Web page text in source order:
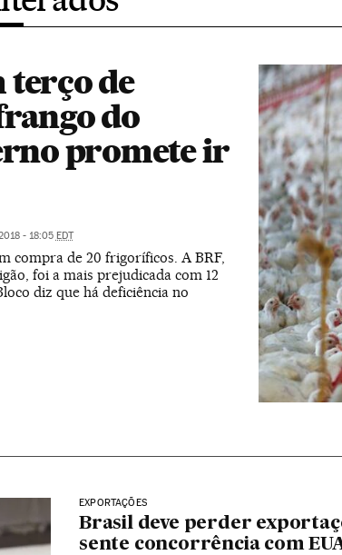
terço de
do
promete ir
- 18:05 EDT
compra de 20 frigoríficos. A BRF,
foi a mais prejudicada com 12
diz que há deficiência no
EXPORTAÇÕES
Brasil deve perder
sente concorrência com